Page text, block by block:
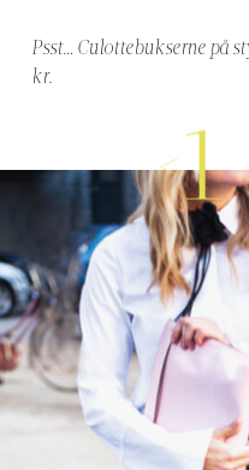
Psst… Culottebukserne på
kr.
1